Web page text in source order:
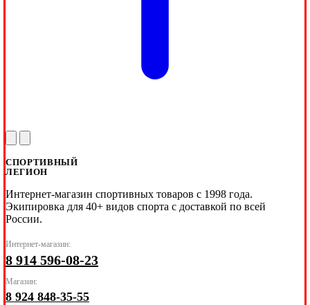
СПОРТИВНЫЙ
ЛЕГИОН
Интернет-магазин спортивных товаров с 1998 года.
Экипировка для 40+ видов спорта с доставкой по всей
России.
Интернет-магазин:
8 914 596-08-23
Магазин:
8 924 848-35-55